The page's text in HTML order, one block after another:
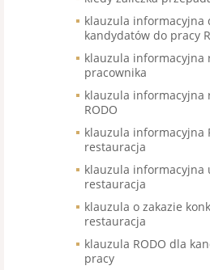
klauzula informacyjna
kandydatów do pracy
klauzula informacyjna
pracownika
klauzula informacyjna
RODO
klauzula informacyjna
restauracja
klauzula informacyjna
restauracja
klauzula o zakazie
restauracja
klauzula RODO dla
pracy